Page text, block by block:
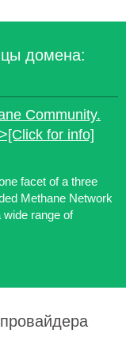
домена:
Community.
for info]
facet of a three
Methane Network
range of